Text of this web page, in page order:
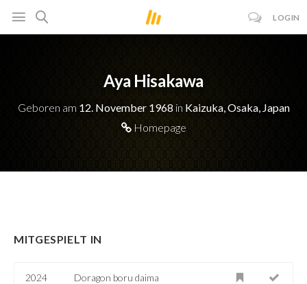
LOGIN
Aya Hisakawa
Geboren am 12. November 1968in Kaizuka, Osaka, Japan
Homepage
MITGESPIELT IN
2024 Doragon boru daima